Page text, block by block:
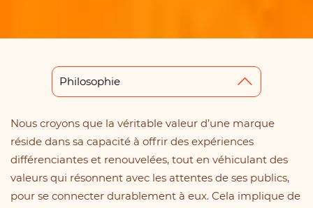
Philosophie
Nous croyons que la véritable valeur d’une marque
réside dans sa capacité à offrir des expériences
différenciantes et renouvelées, tout en véhiculant des
valeurs qui résonnent avec les attentes de ses publics,
pour se connecter durablement à eux. Cela implique de